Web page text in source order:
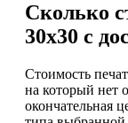
Сколько
30х30 с
Стоимость
на который нет
окончательная